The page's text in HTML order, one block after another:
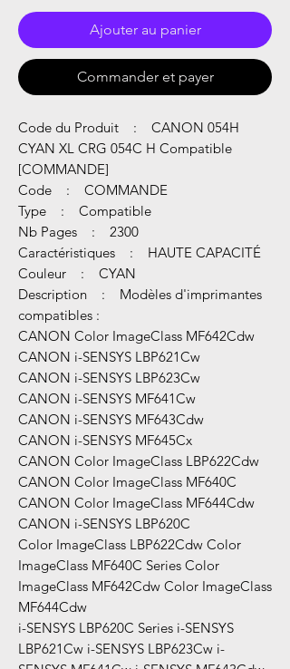
Ajouter au panier
Commander et payer
Code du Produit : CANON 054H
CYAN XL CRG 054C H Compatible
[COMMANDE]
Code : COMMANDE
Type : Compatible
Nb Pages : 2300
Caractéristiques : HAUTE CAPACITÉ
Couleur : CYAN
Description : Modèles d'imprimantes
compatibles :
CANON Color ImageClass MF642Cdw
CANON i-SENSYS LBP621Cw
CANON i-SENSYS LBP623Cw
CANON i-SENSYS MF641Cw
CANON i-SENSYS MF643Cdw
CANON i-SENSYS MF645Cx
CANON Color ImageClass LBP622Cdw
CANON Color ImageClass MF640C
CANON Color ImageClass MF644Cdw
CANON i-SENSYS LBP620C
Color ImageClass LBP622Cdw Color
ImageClass MF640C Series Color
ImageClass MF642Cdw Color ImageClass
MF644Cdw
i-SENSYS LBP620C Series i-SENSYS
LBP621Cw i-SENSYS LBP623Cw i-